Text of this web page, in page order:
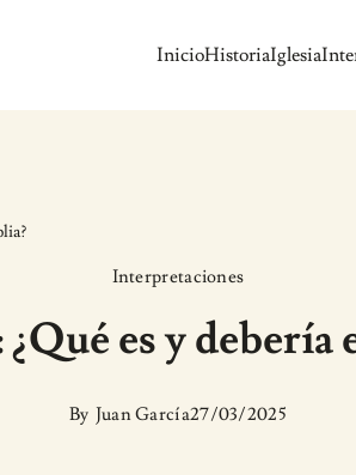
InicioHistoriaIglesia
Interpretaciones
es y debería
By Juan García27/03/2025